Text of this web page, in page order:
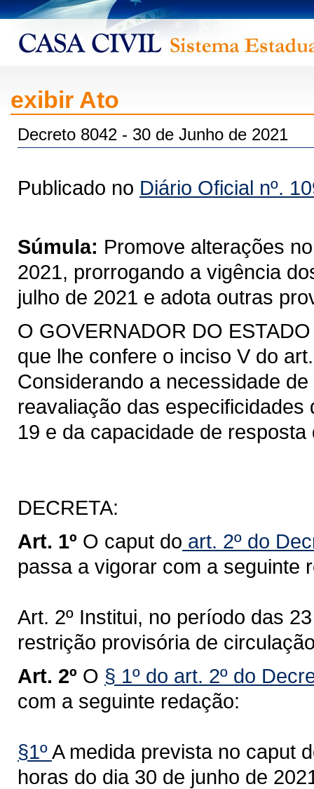
exibir Ato
Decreto 8042 - 30 de Junho de 2021
Publicado no Diário Oficial nº.
Súmula: Promove alterações
2021, prorrogando a vigência
julho de 2021 e adota outras
O GOVERNADOR DO
que lhe confere o inciso V do
Considerando a necessidade
reavaliação das
19 e da capacidade de
DECRETA:
Art. 1º O caput do art. 2º do
passa a vigorar com a seguinte
Art. 2º Institui, no período das
restrição provisória de
Art. 2º O § 1º do art. 2º do
com a seguinte redação:
§1ºA medida prevista no caput
horas do dia 30 de junho de